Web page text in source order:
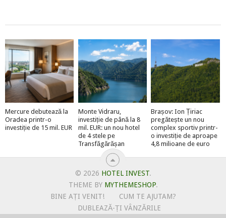
Mercure debutează la
Oradea printr-o
investiție de 15 mil. EUR
Monte Vidraru,
investiție de până la 8
mil. EUR: un nou hotel
de 4 stele pe
Transfăgărășan
Brașov: Ion Țiriac
pregătește un nou
complex sportiv printr-
o investiție de aproape
4,8 milioane de euro
© 2026 HOTEL INVEST.
THEME BY MYTHEMESHOP.
BINE AȚI VENIT!
CUM TE AJUTAM?
DUBLEAZĂ-ȚI VÂNZĂRILE